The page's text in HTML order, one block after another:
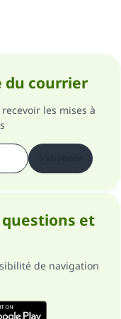
du courrier
les mises à
et
de navigation